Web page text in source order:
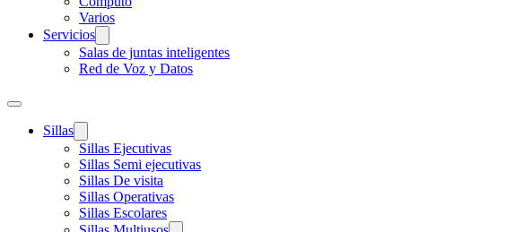
Varios
Servicios
Salas de juntas inteligentes
Red de Voz y Datos
Sillas
Sillas Ejecutivas
Sillas Semi ejecutivas
Sillas De visita
Sillas Operativas
Sillas Escolares